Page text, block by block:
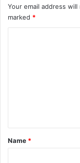
Your email address
marked *
*
Name *